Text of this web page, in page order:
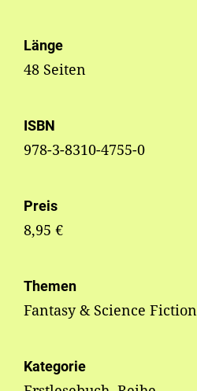
Länge
48 Seiten
ISBN
978-3-8310-4755-0
Preis
8,95 €
Themen
Fantasy & Science Fiction
Kategorie